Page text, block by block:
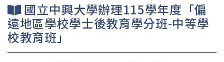
國立中興大學辦理115學年度「偏
遠地區學校學士後教育學分班-中等學
校教育班」